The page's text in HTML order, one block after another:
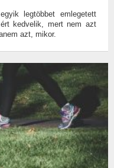
legtöbbet emlegetett
kedvelik, mert nem azt
azt, mikor.